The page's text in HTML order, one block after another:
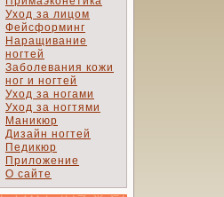
Уход за лицом
Фейсформинг
Наращивание
ногтей
Заболевания кожи
ног и ногтей
Уход за ногами
Уход за ногтями
Маникюр
Дизайн ногтей
Педикюр
Приложение
О сайте